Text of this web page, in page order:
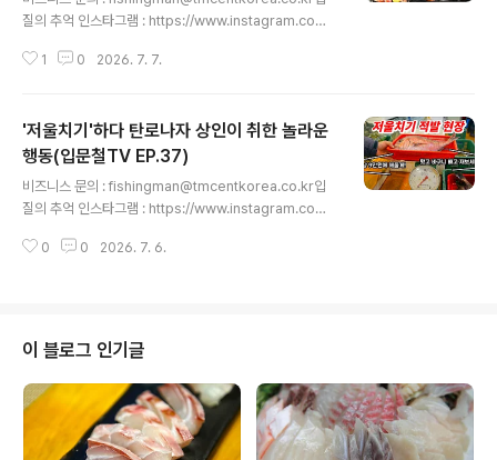
질의 추억 인스타그램 : https://www.instagram.com/
com/slds2입질의 추억 티스토리 블로그 : https://slds
s://www.youtube.com/입질의추억tv 입질의추억TV를
구독(무료)하는 것은 사랑입니다~♥ '좋아요와 알림설정
도' 부탁드려요! ^^ - 총괄 : 김지민- 기획, 촬영 : 김지민, 조
정연- 영상 편집 : 김은진 https://youtu.be/gsOPT1V8
nWE Today, I..
1 0 2026. 7. 7.
'저울치기'하다 탄로나자 상인이 취한 놀라운
행동(입문철TV EP.37)
비즈니스 문의 : fishingman@tmcentkorea.co.kr입
질의 추억 인스타그램 : https://www.instagram.com/
com/slds2입질의 추억 티스토리 블로그 : https://slds
인데 아직도 수산시장에서 이런 저울치기 상술이 존재하는
지 이해가 안 됩니다. 수 년 째 반복해서 말하고 있지만 저
울치기(중량을 부풀려 편취하는 사기 판매)는 수산시장의
미래 발전과 신뢰도를 깎아먹는 주범입니다. 저울치기가..
0 0 2026. 7. 6.
이 블로그 인기글